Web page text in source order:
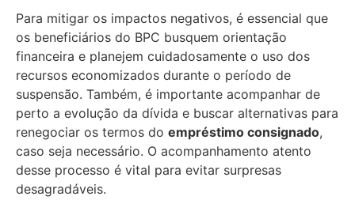
Para mitigar os impactos negativos, é essencial que
os beneficiários do BPC busquem orientação
financeira e planejem cuidadosamente o uso dos
recursos economizados durante o período de
suspensão. Também, é importante acompanhar de
perto a evolução da dívida e buscar alternativas para
renegociar os termos do empréstimo consignado,
caso seja necessário. O acompanhamento atento
desse processo é vital para evitar surpresas
desagradáveis.